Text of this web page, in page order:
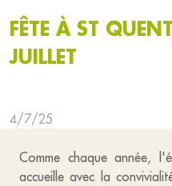
FÊTE À ST
JUILLET
4/7/25
Comme chaque année,
accueille avec la